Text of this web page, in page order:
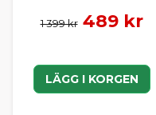
1 399 kr 489 kr
LÄGG I KORGEN